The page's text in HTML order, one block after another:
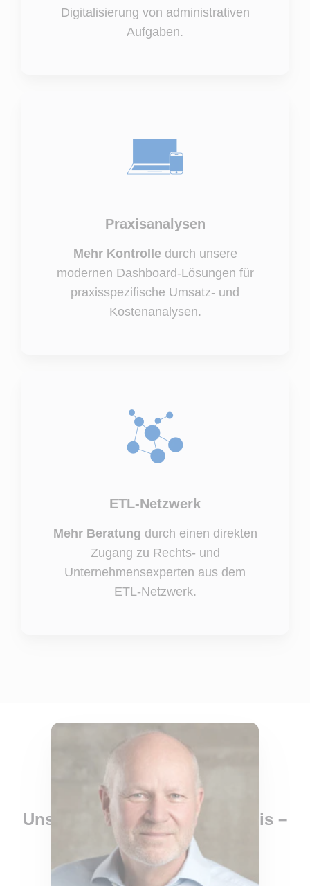
Digitalisierung von administrativen
Aufgaben.
Praxisanalysen
Mehr Kontrolledurch unsere
modernen Dashboard-Lösungen für
praxisspezifische Umsatz- und
Kostenanalysen.
ETL-Netzwerk
Mehr Beratung durch einen direkten
Zugang zu Rechts- und
Unternehmensexperten aus dem
ETL-Netzwerk.
Unsere Expertise für Ihre Praxis –
persönlich und individuell